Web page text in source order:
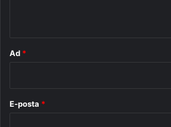
Ad *
E-posta *